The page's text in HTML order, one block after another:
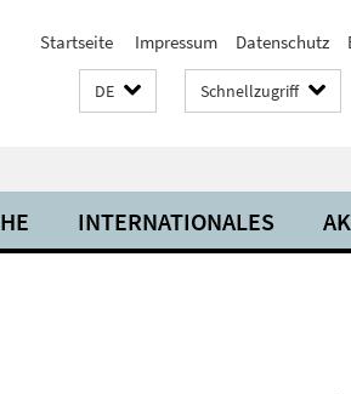
Startseite Impressum Datenschutz
DE Schnellzugriff
INTERNATIONALES